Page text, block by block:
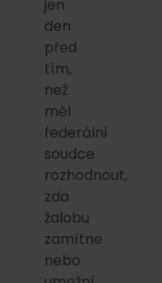
jen
den
před
tím,
než
měl
federální
soudce
rozhodnout,
zda
žalobu
zamítne
nebo